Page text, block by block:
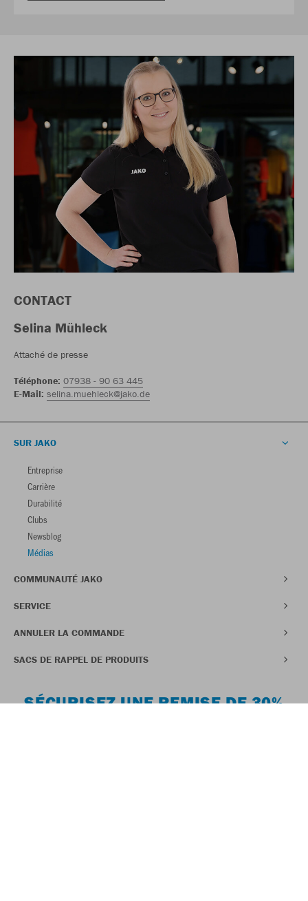
CONTACT
Selina Mühleck
Attaché de presse
Téléphone: 07938 - 90 63 445
E-Mail: selina.muehleck@jako.de
SUR JAKO
Entreprise
Carrière
Durabilité
Clubs
Newsblog
Médias
COMMUNAUTÉ JAKO
SERVICE
ANNULER LA COMMANDE
SACS DE RAPPEL DE PRODUITS
SÉCURISEZ UNE REMISE DE 30%